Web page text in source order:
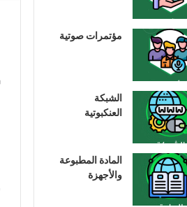
مؤتمرات صوتية
الشبكة
العنكبوتية
المادة المطبوعة
والأجهزة